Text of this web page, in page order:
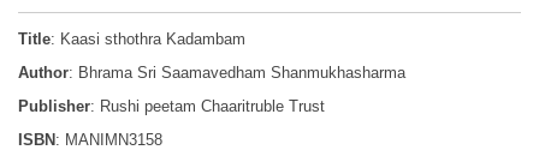
Title: Kaasi sthothra Kadambam
Author: Bhrama Sri Saamavedham Shanmukhasharma
Publisher: Rushi peetam Chaaritruble Trust
ISBN : MANIMN3158